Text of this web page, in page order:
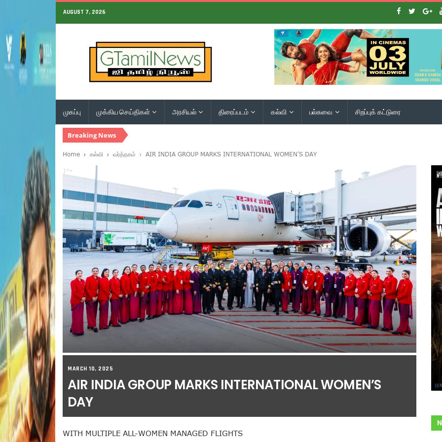
AUGUST 7, 2026
முகப்பு முக்கிய செய்திகள் அரசியல் திரைப்படம் கல்வி பல்சுவை சிறப்புக் கட்டுரை
Breaking News
Home கல்வி வர்த்தகம் AIR INDIA GROUP MARKS INTERNATIONAL WOMEN’S DAY
MARCH 10, 2025
AIR INDIA GROUP MARKS INTERNATIONAL WOMEN’S
DAY
WITH MULTIPLE ALL-WOMEN MANAGED FLIGHTS